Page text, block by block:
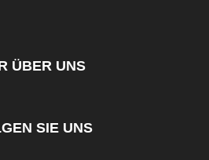
ÜBER UNS
SIE UNS